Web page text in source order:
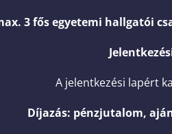
3 fős egyetemi hallgatói
A jelentkezési lapért
Díjazás: pénzjutalom,